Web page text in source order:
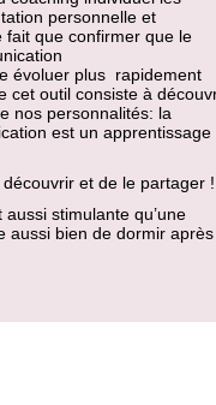
personnelle et
fait que confirmer que le
évoluer plus rapidement
cet outil consiste à
nos personnalités: la
est un apprentissage
et de le partager !
stimulante qu’une
aussi bien de dormir